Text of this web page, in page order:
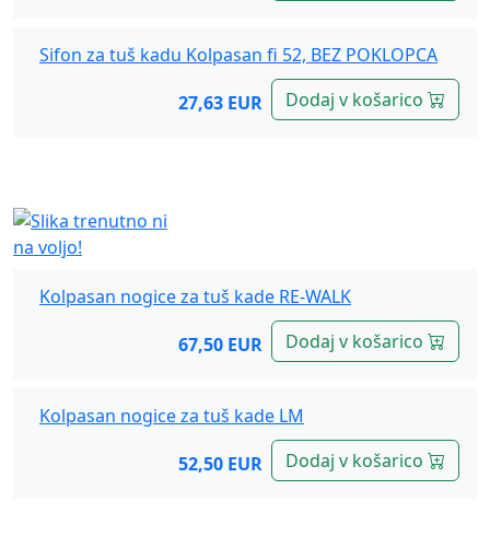
Sifon za tuš kadu Kolpasan fi 52, BEZ POKLOPCA
27,63 EUR
Dodaj v košarico
Kolpasan nogice za tuš kade RE-WALK
67,50 EUR
Dodaj v košarico
Kolpasan nogice za tuš kade LM
52,50 EUR
Dodaj v košarico